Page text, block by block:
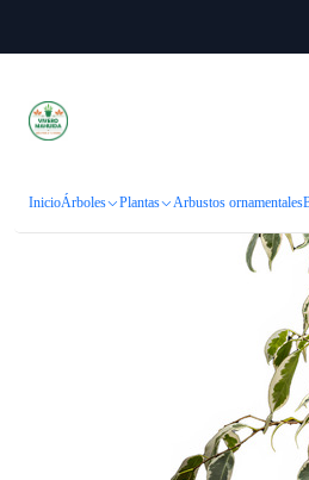
InicioÁrboles Plantas Arbustos ornamentales